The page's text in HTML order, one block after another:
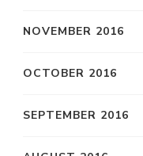
NOVEMBER 2016
OCTOBER 2016
SEPTEMBER 2016